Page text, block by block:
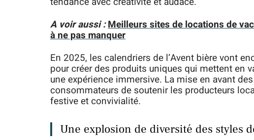
A voir aussi :Meilleurs sites de locations de
à ne pas manquer
En 2025, les calendriers de l’Avent bière vont
pour créer des produits uniques qui mettent en
une expérience immersive. La mise en avant
consommateurs de soutenir les producteurs
festive et convivialité.
Une explosion de diversité des styles